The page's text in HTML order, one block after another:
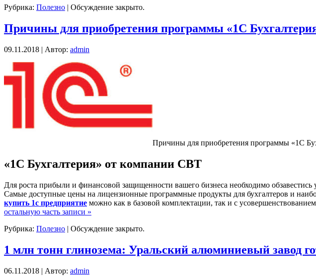
Рубрика: Полезно | Обсуждение закрыто.
Причины для приобретения программы «1С
09.11.2018 | Автор: admin
Причины для приобретения программы «1С
«1С Бухгалтерия» от компании СВТ
Для роста прибыли и финансовой защищенности вашего бизнеса необходимо
Самые доступные цены на лицензионные программные продукты для бухгалтеров и
купить 1с предприятие можно как в базовой комплектации, так и с
остальную часть записи »
Рубрика: Полезно | Обсуждение закрыто.
1 млн тонн глинозема: Уральский алюминиевый завод
06.11.2018 | Автор: admin